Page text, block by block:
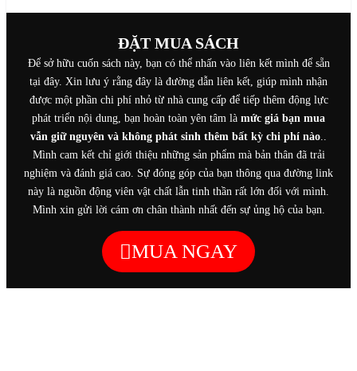
ĐẶT MUA SÁCH
Để sở hữu cuốn sách này, bạn có thể nhấn vào liên kết mình để sẵn
tại đây. Xin lưu ý rằng đây là đường dẫn liên kết, giúp mình nhận
được một phần chi phí nhỏ từ nhà cung cấp để tiếp thêm động lực
phát triển nội dung, bạn hoàn toàn yên tâm là mức giá bạn mua
vẫn giữ nguyên và không phát sinh thêm bất kỳ chi phí nào..
Mình cam kết chỉ giới thiệu những sản phẩm mà bản thân đã trải
nghiệm và đánh giá cao. Sự đóng góp của bạn thông qua đường link
này là nguồn động viên vật chất lẫn tinh thần rất lớn đối với mình.
Mình xin gửi lời cám ơn chân thành nhất đến sự ủng hộ của bạn.
MUA NGAY